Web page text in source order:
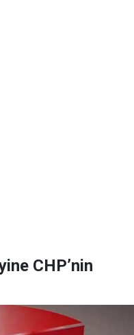
CHP’nin